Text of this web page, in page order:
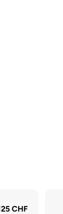
CHF